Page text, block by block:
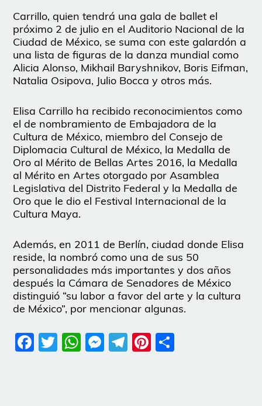
Carrillo, quien tendrá una gala de ballet el
próximo 2 de julio en el Auditorio Nacional de la
Ciudad de México, se suma con este galardón a
una lista de figuras de la danza mundial como
Alicia Alonso, Mikhail Baryshnikov, Boris Eifman,
Natalia Osipova, Julio Bocca y otros más.
Elisa Carrillo ha recibido reconocimientos como
el de nombramiento de Embajadora de la
Cultura de México, miembro del Consejo de
Diplomacia Cultural de México, la Medalla de
Oro al Mérito de Bellas Artes 2016, la Medalla
al Mérito en Artes otorgado por Asamblea
Legislativa del Distrito Federal y la Medalla de
Oro que le dio el Festival Internacional de la
Cultura Maya.
Además, en 2011 de Berlín, ciudad donde Elisa
reside, la nombró como una de sus 50
personalidades más importantes y dos años
después la Cámara de Senadores de México
distinguió “su labor a favor del arte y la cultura
de México”, por mencionar algunas.
Facebook
Twitter
WhatsApp
Messenger
Telegram
Pinterest